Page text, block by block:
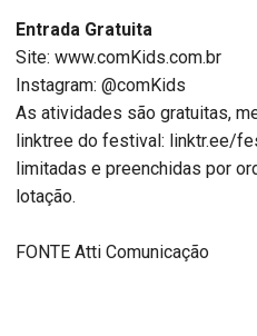
Entrada Gratuita
Site: www.comKids.com.br
Instagram: @comKids
As atividades são gratuitas,
linktree do festival: linktr.ee/
limitadas e preenchidas por
lotação.
FONTE Atti Comunicação